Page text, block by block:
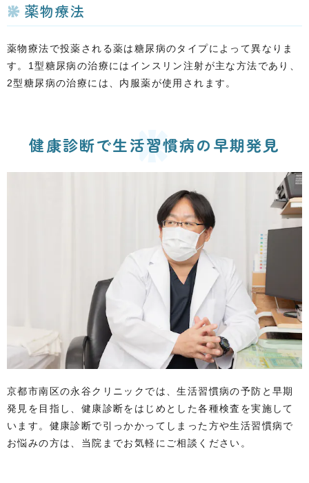
薬物療法
薬物療法で投薬される薬は糖尿病のタイプによって異なりま
す。1型糖尿病の治療にはインスリン注射が主な方法であり、
2型糖尿病の治療には、内服薬が使用されます。
健康診断で生活習慣病の早期発見
京都市南区の永谷クリニックでは、生活習慣病の予防と早期
発見を目指し、健康診断をはじめとした各種検査を実施して
います。健康診断で引っかかってしまった方や生活習慣病で
お悩みの方は、当院までお気軽にご相談ください。